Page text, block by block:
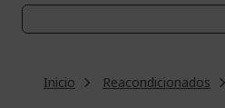
Inicio Reacondicionados